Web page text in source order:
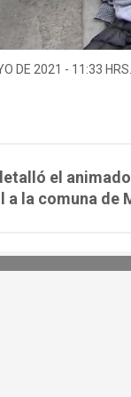
DE 2021 - 11:33 HRS.
el
a la comuna de